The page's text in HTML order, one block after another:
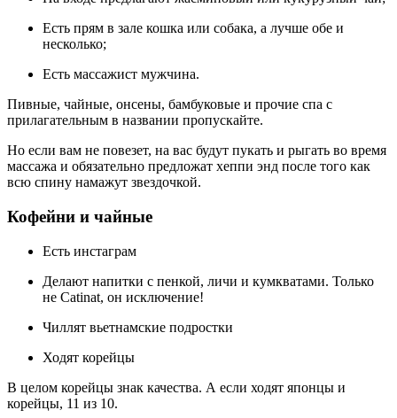
Есть прям в зале кошка или собака, а лучше обе и
несколько;
Есть массажист мужчина.
Пивные, чайные, онсены, бамбуковые и прочие спа с
прилагательным в названии пропускайте.
Но если вам не повезет, на вас будут пукать и рыгать во время
массажа и обязательно предложат хеппи энд после того как
всю спину намажут звездочкой.
Кофейни и чайные
Есть инстаграм
Делают напитки с пенкой, личи и кумкватами. Только
не Catinat, он исключение!
Чиллят вьетнамские подростки
Ходят корейцы
В целом корейцы знак качества. А если ходят японцы и
корейцы, 11 из 10.